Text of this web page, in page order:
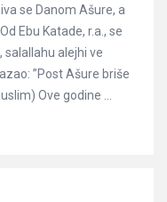
se Danom Ašure, a
Ebu Katade, r.a., se
salallahu alejhi ve
”Post Ašure briše
Ove godine ...